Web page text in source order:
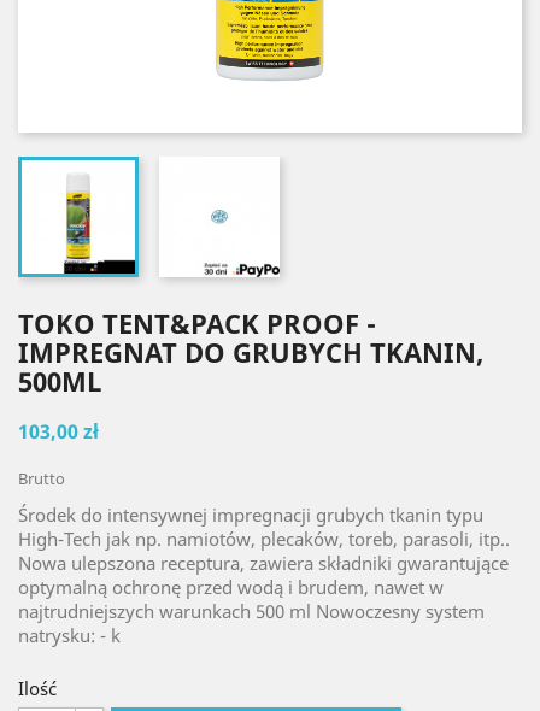
TOKO TENT&PACK PROOF -
IMPREGNAT DO GRUBYCH TKANIN,
500ML
103,00 zł
Brutto
Środek do intensywnej impregnacji grubych tkanin typu
High-Tech jak np. namiotów, plecaków, toreb, parasoli, itp..
Nowa ulepszona receptura, zawiera składniki gwarantujące
optymalną ochronę przed wodą i brudem, nawet w
najtrudniejszych warunkach 500 ml Nowoczesny system
natrysku: - k
Ilość